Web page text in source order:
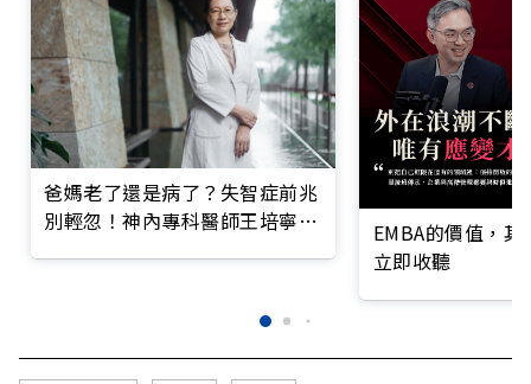
爸媽老了還是病了？失智症前兆
別輕忽！神內專科醫師王培寧呼
EMBA的價值，
立即收聽